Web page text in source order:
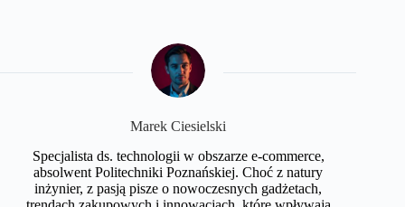
Marek Ciesielski
Specjalista ds. technologii w obszarze e-commerce,
absolwent Politechniki Poznańskiej. Choć z natury
inżynier, z pasją pisze o nowoczesnych gadżetach,